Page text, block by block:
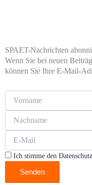
SPAET-Nachrichten
Wenn Sie bei neuen
können Sie Ihre E-Mail-
Ich stimme den
Senden